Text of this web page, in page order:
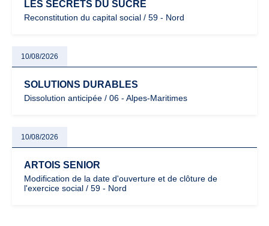
LES SECRETS DU SUCRE
Reconstitution du capital social / 59 - Nord
10/08/2026
SOLUTIONS DURABLES
Dissolution anticipée / 06 - Alpes-Maritimes
10/08/2026
ARTOIS SENIOR
Modification de la date d'ouverture et de clôture de
l'exercice social / 59 - Nord